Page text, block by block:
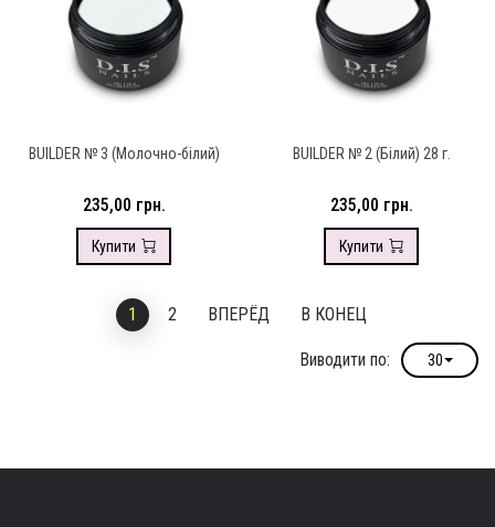
BUILDER № 3 (Молочно-білий)
235,00 грн.
Купити
BUILDER № 2 (Білий) 28 г.
235,00 грн.
Купити
1 2 ВПЕРЁД В КОНЕЦ
Виводити по: 30